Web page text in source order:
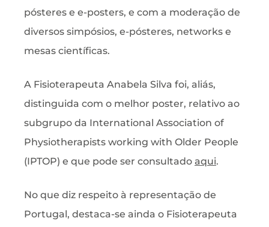
pósteres e e-posters, e com a moderação de
diversos simpósios, e-pósteres, networks e
mesas científicas.
A Fisioterapeuta Anabela Silva foi, aliás,
distinguida com o melhor poster, relativo ao
subgrupo da International Association of
Physiotherapists working with Older People
(IPTOP) e que pode ser consultado aqui.
No que diz respeito à representação de
Portugal, destaca-se ainda o Fisioterapeuta